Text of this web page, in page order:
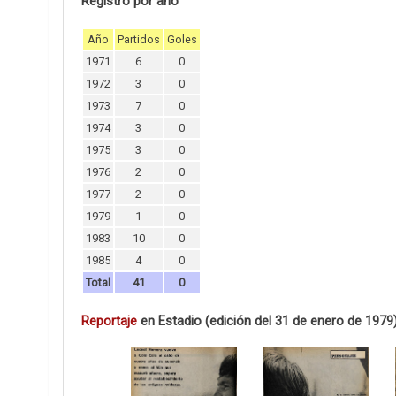
Año Partidos Goles
1971
6
0
1972
3
0
1973
7
0
1974
3
0
1975
3
0
1976
2
0
1977
2
0
1979
1
0
1983
10
0
1985
4
0
Total
41 0
Reportajeen Estadio (edición del 31 de enero de